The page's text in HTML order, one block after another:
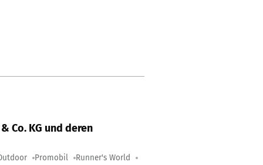
Co. KG und deren
Promobil Runner's World